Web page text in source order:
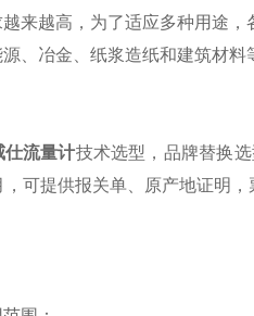
来越高，为了适应多种用途
、冶金、纸浆造纸和建筑材料
仕流量计技术选型，品牌替换
可提供报关单、原产地证明